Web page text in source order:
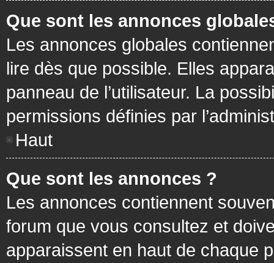
Que sont les annonces
Les annonces globales
lire dès que possible. Elles
panneau de l’utilisateur. La
permissions définies par
Haut
Que sont les annonces ?
Les annonces contiennent
forum que vous consultez et
apparaissent en haut de chaque